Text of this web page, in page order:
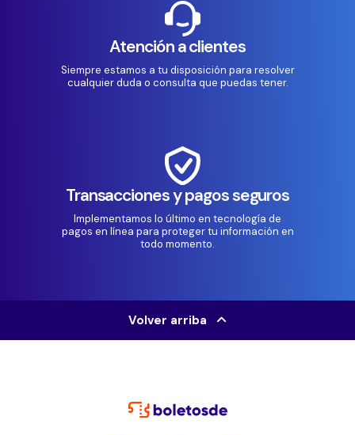
Atención a clientes
Siempre estamos a tu disposición para resolver
cualquier duda o consulta que puedas tener.
Transacciones y pagos seguros
Implementamos lo último en tecnología de
pagos en línea para proteger tu información en
todo momento.
Volver arriba